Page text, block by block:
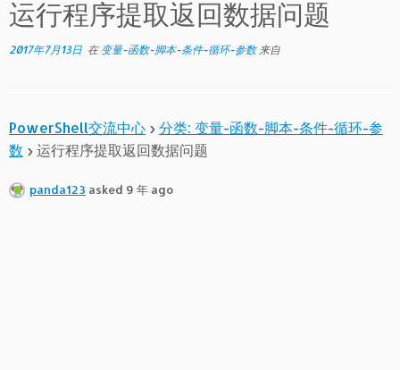
运行程序提取返回数据问题
2017年7月13日 在 变量-函数-脚本-条件-循环-参数 来自
PowerShell交流中心 › 分类: 变量-函数-脚本-条件-循环-参
数 › 运行程序提取返回数据问题
panda123 asked 9 年 ago